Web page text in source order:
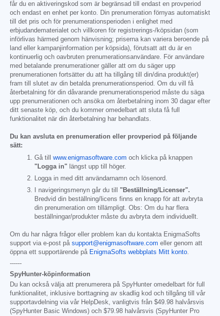
får du en aktiveringskod som är begränsad till endast en provperiod
och endast en enhet per konto. Din prenumeration förnyas automatiskt
till det pris och för prenumerationsperioden i enlighet med
erbjudandematerialet och villkoren för registrerings-/köpsidan (som
införlivas härmed genom hänvisning; priserna kan variera beroende på
land eller kampanjinformation per köpsida), förutsatt att du är en
kontinuerlig och oavbruten prenumerationsanvändare. För användare
med betalande prenumerationer gäller att om du säger upp
prenumerationen fortsätter du att ha tillgång till din/dina produkt(er)
fram till slutet av din betalda prenumerationsperiod. Om du vill få
återbetalning för din dåvarande prenumerationsperiod måste du säga
upp prenumerationen och ansöka om återbetalning inom 30 dagar efter
ditt senaste köp, och du kommer omedelbart att sluta få full
funktionalitet när din återbetalning har behandlats.
Du kan avsluta en prenumeration eller provperiod på följande
sätt:
Gå till www.enigmasoftware.com och klicka på knappen
"Logga in" längst upp till höger.
Logga in med ditt användarnamn och lösenord.
I navigeringsmenyn går du till "Beställning/Licenser".
Bredvid din beställning/licens finns en knapp för att avbryta
din prenumeration om tillämpligt. Obs: Om du har flera
beställningar/produkter måste du avbryta dem individuellt.
Om du har några frågor eller problem kan du kontakta EnigmaSofts
support via e-post på support@enigmasoftware.com eller genom att
öppna ett supportärende på EnigmaSofts webbplats Mitt konto.
------
SpyHunter-köpinformation
Du kan också välja att prenumerera på SpyHunter omedelbart för full
funktionalitet, inklusive borttagning av skadlig kod och tillgång till vår
supportavdelning via vår HelpDesk, vanligtvis från $49.98 halvårsvis
(SpyHunter Basic Windows) och $79.98 halvårsvis (SpyHunter Pro